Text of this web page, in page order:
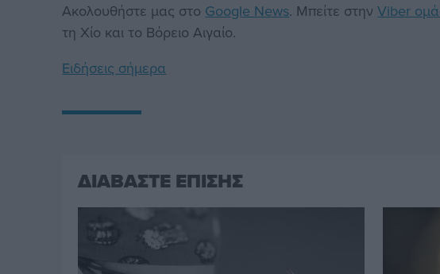
Ακολουθήστε μας στο Google News. Μπείτε στηνViber
τη Χίο και το Βόρειο Αιγαίο.
Ειδήσεις σήμερα
ΔΙΑΒΑΣΤΕ ΕΠΙΣΗΣ